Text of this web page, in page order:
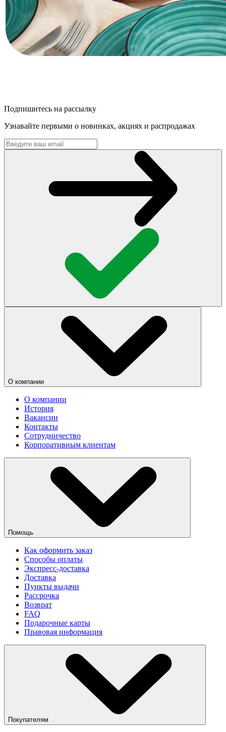
Подпишитесь на рассылку
Узнавайте первыми о новинках, акциях и распродажах
О компании
О компании
История
Вакансии
Контакты
Сотрудничество
Корпоративным клиентам
Помощь
Как оформить заказ
Способы оплаты
Экспресс-доставка
Доставка
Пункты выдачи
Рассрочка
Возврат
FAQ
Подарочные карты
Правовая информация
Покупателям